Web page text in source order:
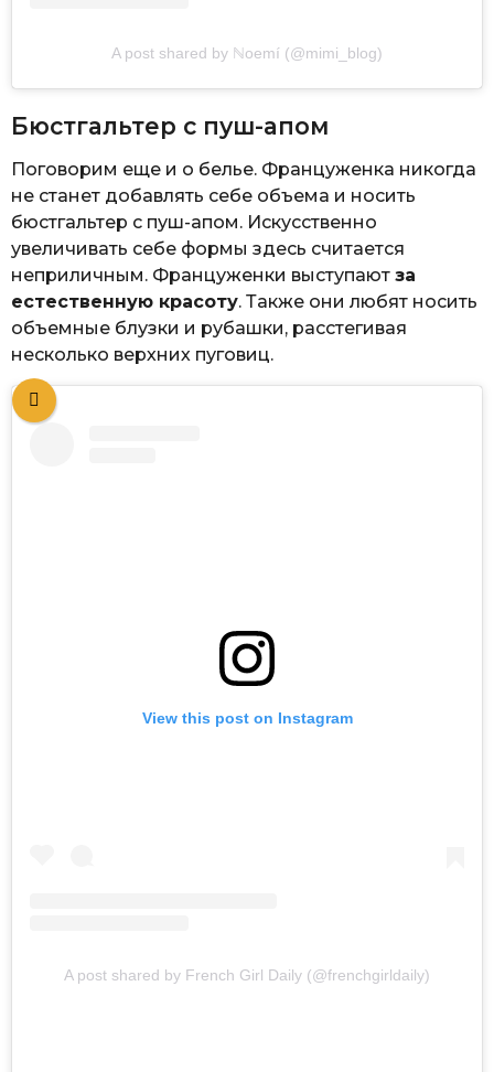
A post shared by ℕoemí (@mimi_blog)
Бюстгальтер с пуш-апом
Поговорим еще и о белье. Француженка никогда
не станет добавлять себе объема и носить
бюстгальтер с пуш-апом. Искусственно
увеличивать себе формы здесь считается
неприличным. Француженки выступают за
естественную красоту. Также они любят носить
объемные блузки и рубашки, расстегивая
несколько верхних пуговиц.
View this post on Instagram
A post shared by French Girl Daily (@frenchgirldaily)